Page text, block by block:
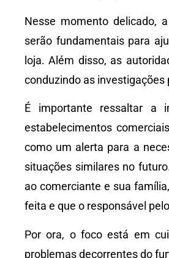
Nesse momento delicado,
serão fundamentais para
loja. Além disso, as
conduzindo as
É importante ressaltar a
estabelecimentos
como um alerta para a
situações similares no
ao comerciante e sua
feita e que o responsável
Por ora, o foco está em
problemas decorrentes do